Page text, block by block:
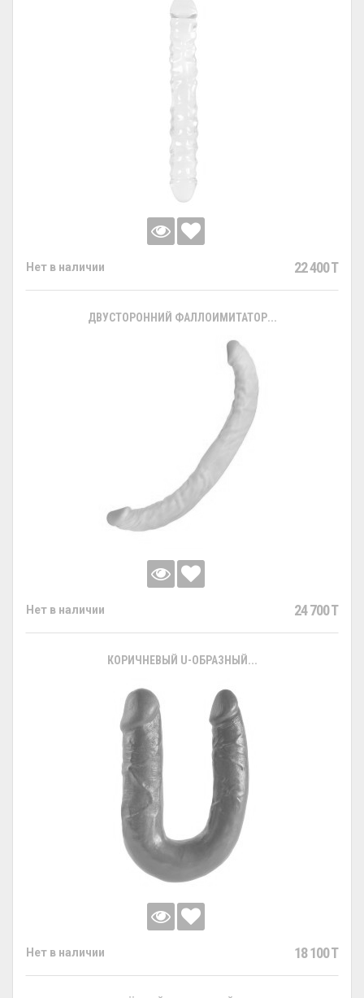
Нет в наличии 22 400 T
ДВУСТОРОННИЙ ФАЛЛОИМИТАТОР...
Нет в наличии 24 700 T
КОРИЧНЕВЫЙ U-ОБРАЗНЫЙ...
Нет в наличии 18 100 T